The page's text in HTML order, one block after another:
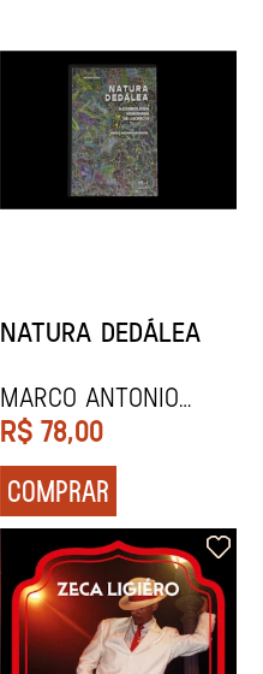
NATURA DEDÁLEA
Marco Antonio
Valentim
R$ 78,00
COMPRAR